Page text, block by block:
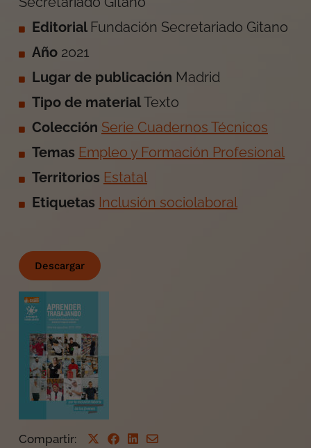
Editorial Fundación Secretariado Gitano
Año 2021
Lugar de publicación Madrid
Tipo de material Texto
Colección Serie Cuadernos Técnicos
Temas Empleo y Formación Profesional
Territorios Estatal
Etiquetas Inclusión sociolaboral
Descargar
Compartir: